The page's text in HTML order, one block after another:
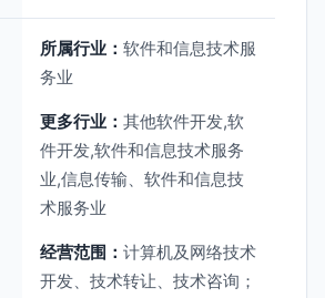
所属行业： 软件和信息技术服
务业
更多行业： 其他软件开发,软
件开发,软件和信息技术服务
业,信息传输、软件和信息技
术服务业
经营范围： 计算机及网络技术
开发、技术转让、技术咨询；